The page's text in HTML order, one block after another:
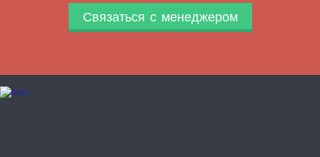
Связаться с менеджером